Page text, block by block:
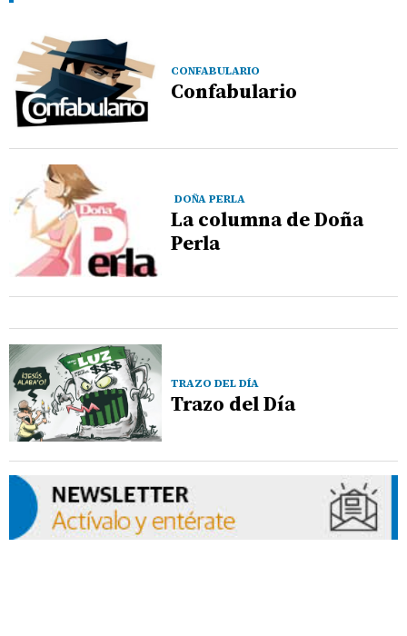
CONFABULARIO
Confabulario
DOÑA PERLA
La columna de Doña
Perla
TRAZO DEL DÍA
Trazo del Día